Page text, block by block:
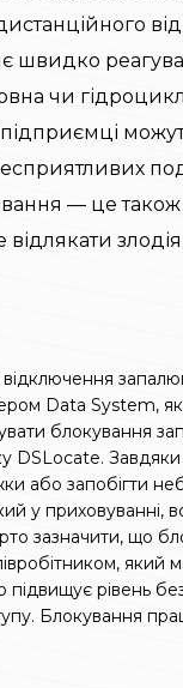
швидко
чи
— це також
відключення
Data System,
блокування
DSLocate.
або запобігти
у
зазначити, що
який
рівень
Блокування